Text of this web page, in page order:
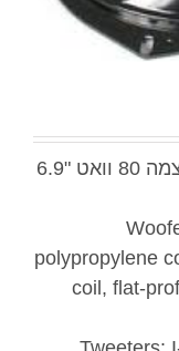
polypropylene
coil, flat-